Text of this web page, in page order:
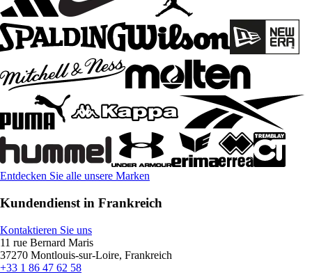
Entdecken Sie alle unsere Marken
Kundendienst in Frankreich
Kontaktieren Sie uns
11 rue Bernard Maris
37270 Montlouis-sur-Loire, Frankreich
+33 1 86 47 62 58